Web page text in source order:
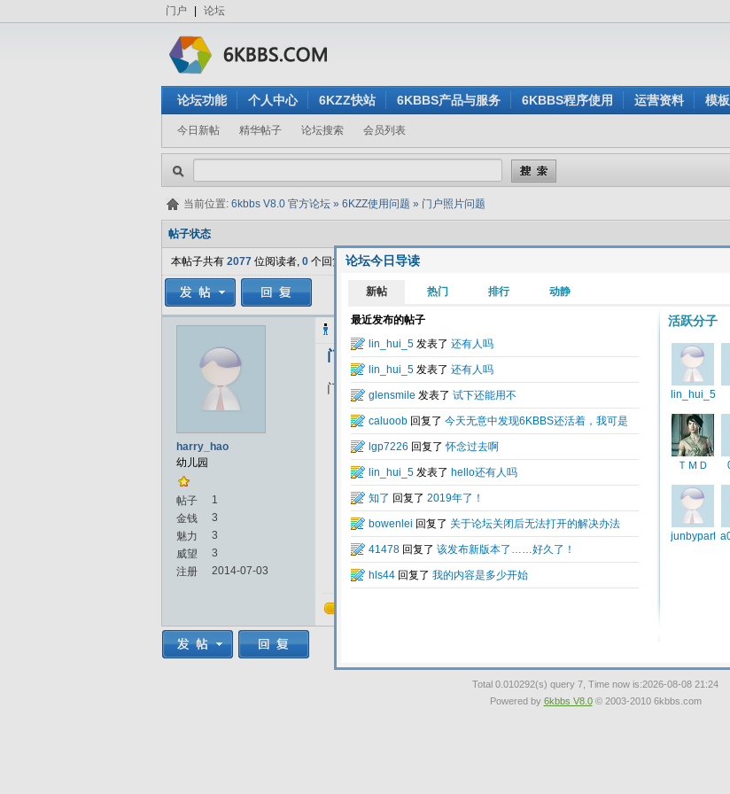
门户 论坛
论坛功能 个人中心 6KZZ快站 6KBBS产品与服务 6KBBS程序使用 运营资料 模板
今日新帖 精华帖子 论坛搜索 会员列表
论坛今日导读
当前位置: 6kbbs V8.0 官方论坛 » 6KZZ使用问题 » 门户照片问题
帖子状态
本帖子共有 2077 位阅读者, 0 个回复.
harry_hao
幼儿园
帖子
1
金钱
3
魅力
3
威望
3
注册
2014-07-03
harry_hao 发表于
门户照片问题
门户里面的图片在哪里可以改成自己的？
Total 0.010292(s) query 7, Time now is:2026-08-08 21:24
Powered by 6kbbs V8.0© 2003-2010 6kbbs.com